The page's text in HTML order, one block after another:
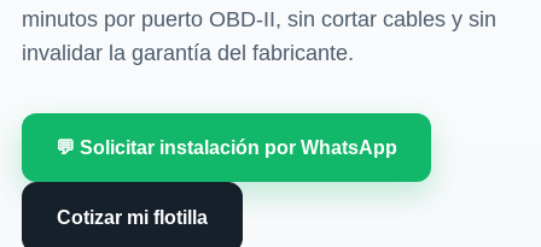
minutos por puerto OBD-II, sin cortar cables y sin
invalidar la garantía del fabricante.
💬 Solicitar instalación por WhatsApp
Cotizar mi flotilla